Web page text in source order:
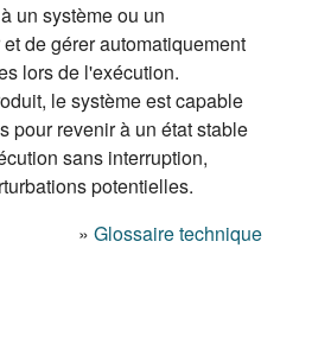
un système ou un
de gérer automatiquement
lors de l'exécution.
le système est capable
pour revenir à un état stable
sans interruption,
potentielles.
» Glossaire technique